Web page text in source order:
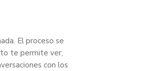
El proceso se
te permite ver,
con los